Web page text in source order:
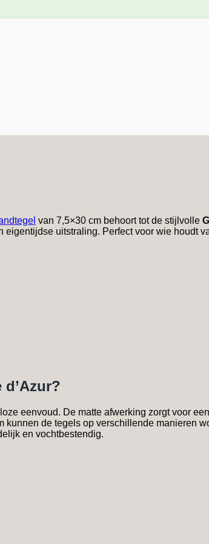
van 7,5×30 cm behoort tot de stijlvolle
uitstraling. Perfect voor wie houdt
eenvoud. De matte afwerking zorgt voor
de tegels op verschillende manieren
en vochtbestendig.